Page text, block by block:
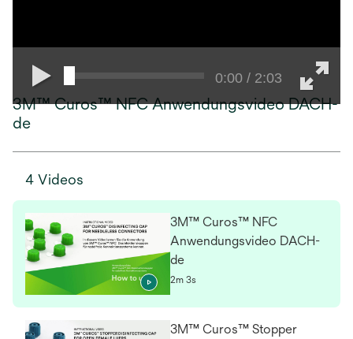
0:00 / 2:03
3M™ Curos™ NFC Anwendungsvideo DACH-
de
4 Videos
3M™ Curos™ NFC
Anwendungsvideo DACH-
de
2m 3s
3M™ Curos™ Stopper